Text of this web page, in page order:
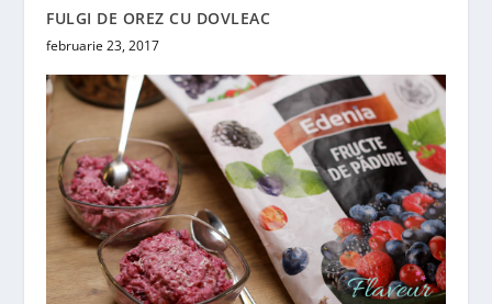
FULGI DE OREZ CU DOVLEAC
februarie 23, 2017